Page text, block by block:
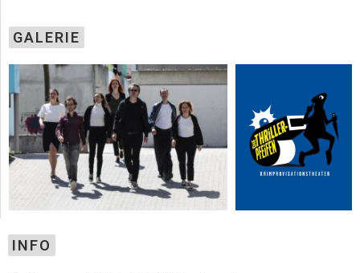
INFO
GALERIE